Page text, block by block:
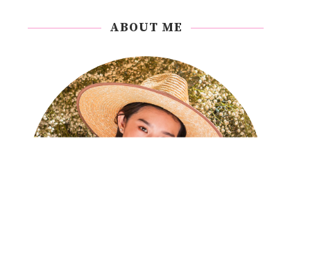
ABOUT ME